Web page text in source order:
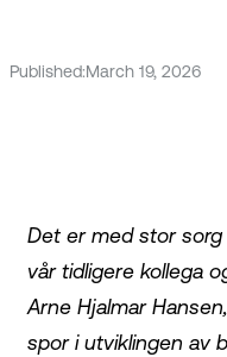
Published:March 19, 2026
Det er med stor
vår tidligere kollega
Arne Hjalmar
spor i utviklingen av